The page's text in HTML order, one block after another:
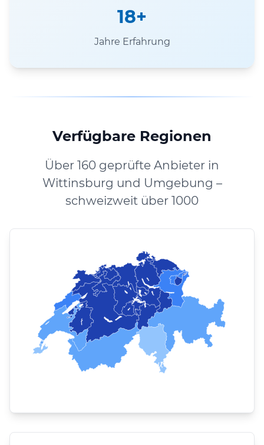
18+
Jahre Erfahrung
Verfügbare Regionen
Über 160 geprüfte Anbieter in
Wittinsburg und Umgebung –
schweizweit über 1000